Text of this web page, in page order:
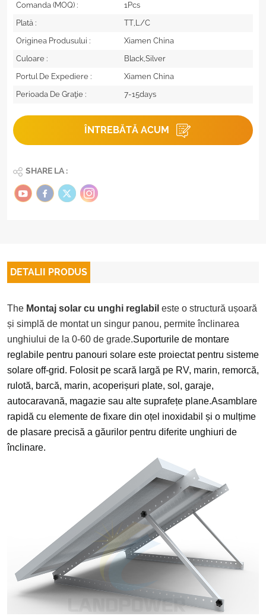
Comanda (MOQ) :
1Pcs
Plată :
TT,L/C
Originea Produsului :
Xiamen China
Culoare :
Black,Silver
Portul De Expediere :
Xiamen China
Perioada De Graţie :
7-15days
ÎNTREBĂTĂ ACUM
SHARE LA :
DETALII PRODUS
The Montaj solar cu unghi reglabil este o structură ușoară
și simplă de montat un singur panou, permite înclinarea
unghiului de la 0-60 de grade.Suporturile de montare
reglabile pentru panouri solare este proiectat pentru sisteme
solare off-grid. Folosit pe scară largă pe RV, marin, remorcă,
rulotă, barcă, marin, acoperișuri plate, sol, garaje,
autocaravană, magazie sau alte suprafețe plane.Asamblare
rapidă cu elemente de fixare din oțel inoxidabil și o mulțime
de plasare precisă a găurilor pentru diferite unghiuri de
înclinare.